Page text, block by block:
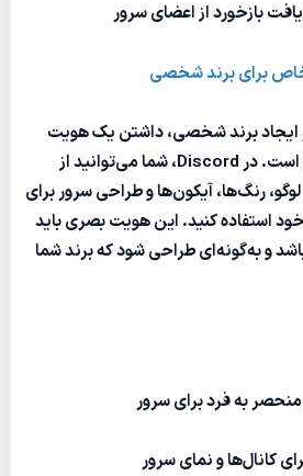
بازخورد از اعضای سرور
ایجاد برند شخصی، داشتن یک هویت
بصری مشخص و متمایز است. در Discord، شما می‌توانید از
رنگ‌ها، آیکون‌ها و طراحی سرور برای
استفاده کنید. این هویت بصری باید
و به‌گونه‌ای طراحی شود که برند شما
به فرد برای سرور
کانال‌ها و نمای سرور